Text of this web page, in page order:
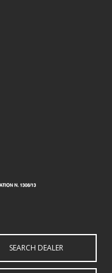
SEARCH DEALER